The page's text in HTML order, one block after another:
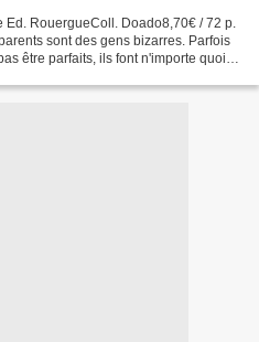
RouergueColl. Doado8,70€ / 72 p.
sont des gens bizarres. Parfois
être parfaits, ils font n'importe quoi.